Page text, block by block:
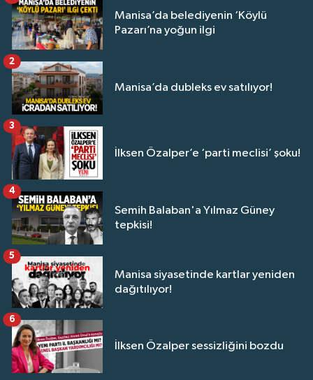
Manisa’da belediyenin ‘Köylü
Pazarı’na yoğun ilgi
Manisa’da dubleks ev satılıyor!
2
İlksen Özalper’e ‘parti meclisi’ şoku!
3
Semih Balaban'a Yılmaz Güney
tepkisi!
4
Manisa siyasetinde kartlar yeniden
dağıtılıyor!
5
İlksen Özalper sessizliğini bozdu
6